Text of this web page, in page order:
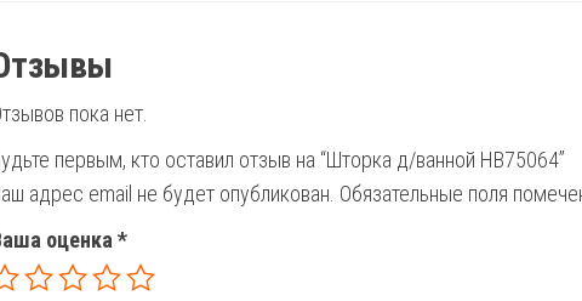
пока нет.
первым, кто оставил отзыв на “Шторка д/ванной HB75064”
адрес email не будет опубликован. Обязательные поля
оценка *